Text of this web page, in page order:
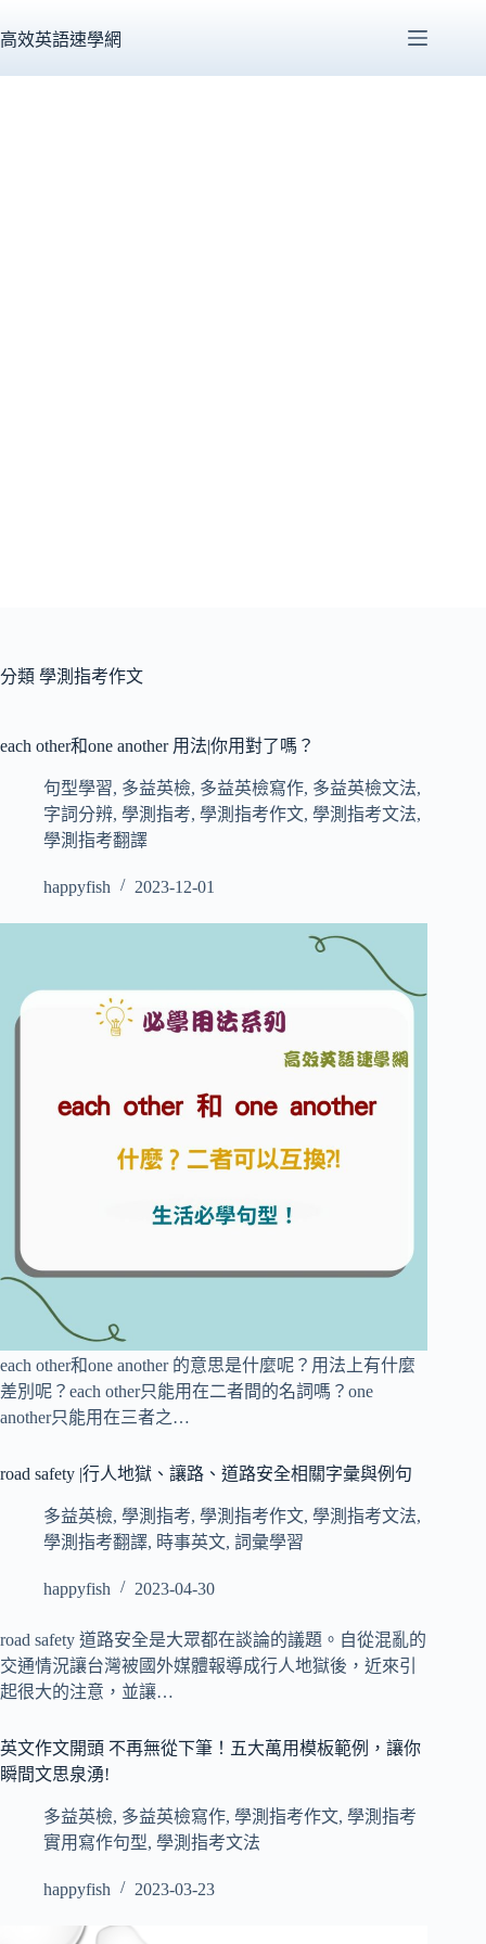
至
高效英語速學網
分類 學測指考作文
each other和one another 用法|你用對了嗎？
句型學習, 多益英檢, 多益英檢寫作, 多益英檢文法,
字詞分辨, 學測指考, 學測指考作文, 學測指考文法,
學測指考翻譯
happyfish 2023-12-01
each other和one another 的意思是什麼呢？用法上有什麼
差別呢？each other只能用在二者間的名詞嗎？one
another只能用在三者之…
road safety |行人地獄、讓路、道路安全相關字彙與例句
多益英檢, 學測指考, 學測指考作文, 學測指考文法,
學測指考翻譯, 時事英文, 詞彙學習
happyfish 2023-04-30
road safety 道路安全是大眾都在談論的議題。自從混亂的
交通情況讓台灣被國外媒體報導成行人地獄後，近來引
起很大的注意，並讓…
英文作文開頭 不再無從下筆！五大萬用模板範例，讓你
瞬間文思泉湧!
多益英檢, 多益英檢寫作, 學測指考作文, 學測指考
實用寫作句型, 學測指考文法
happyfish 2023-03-23